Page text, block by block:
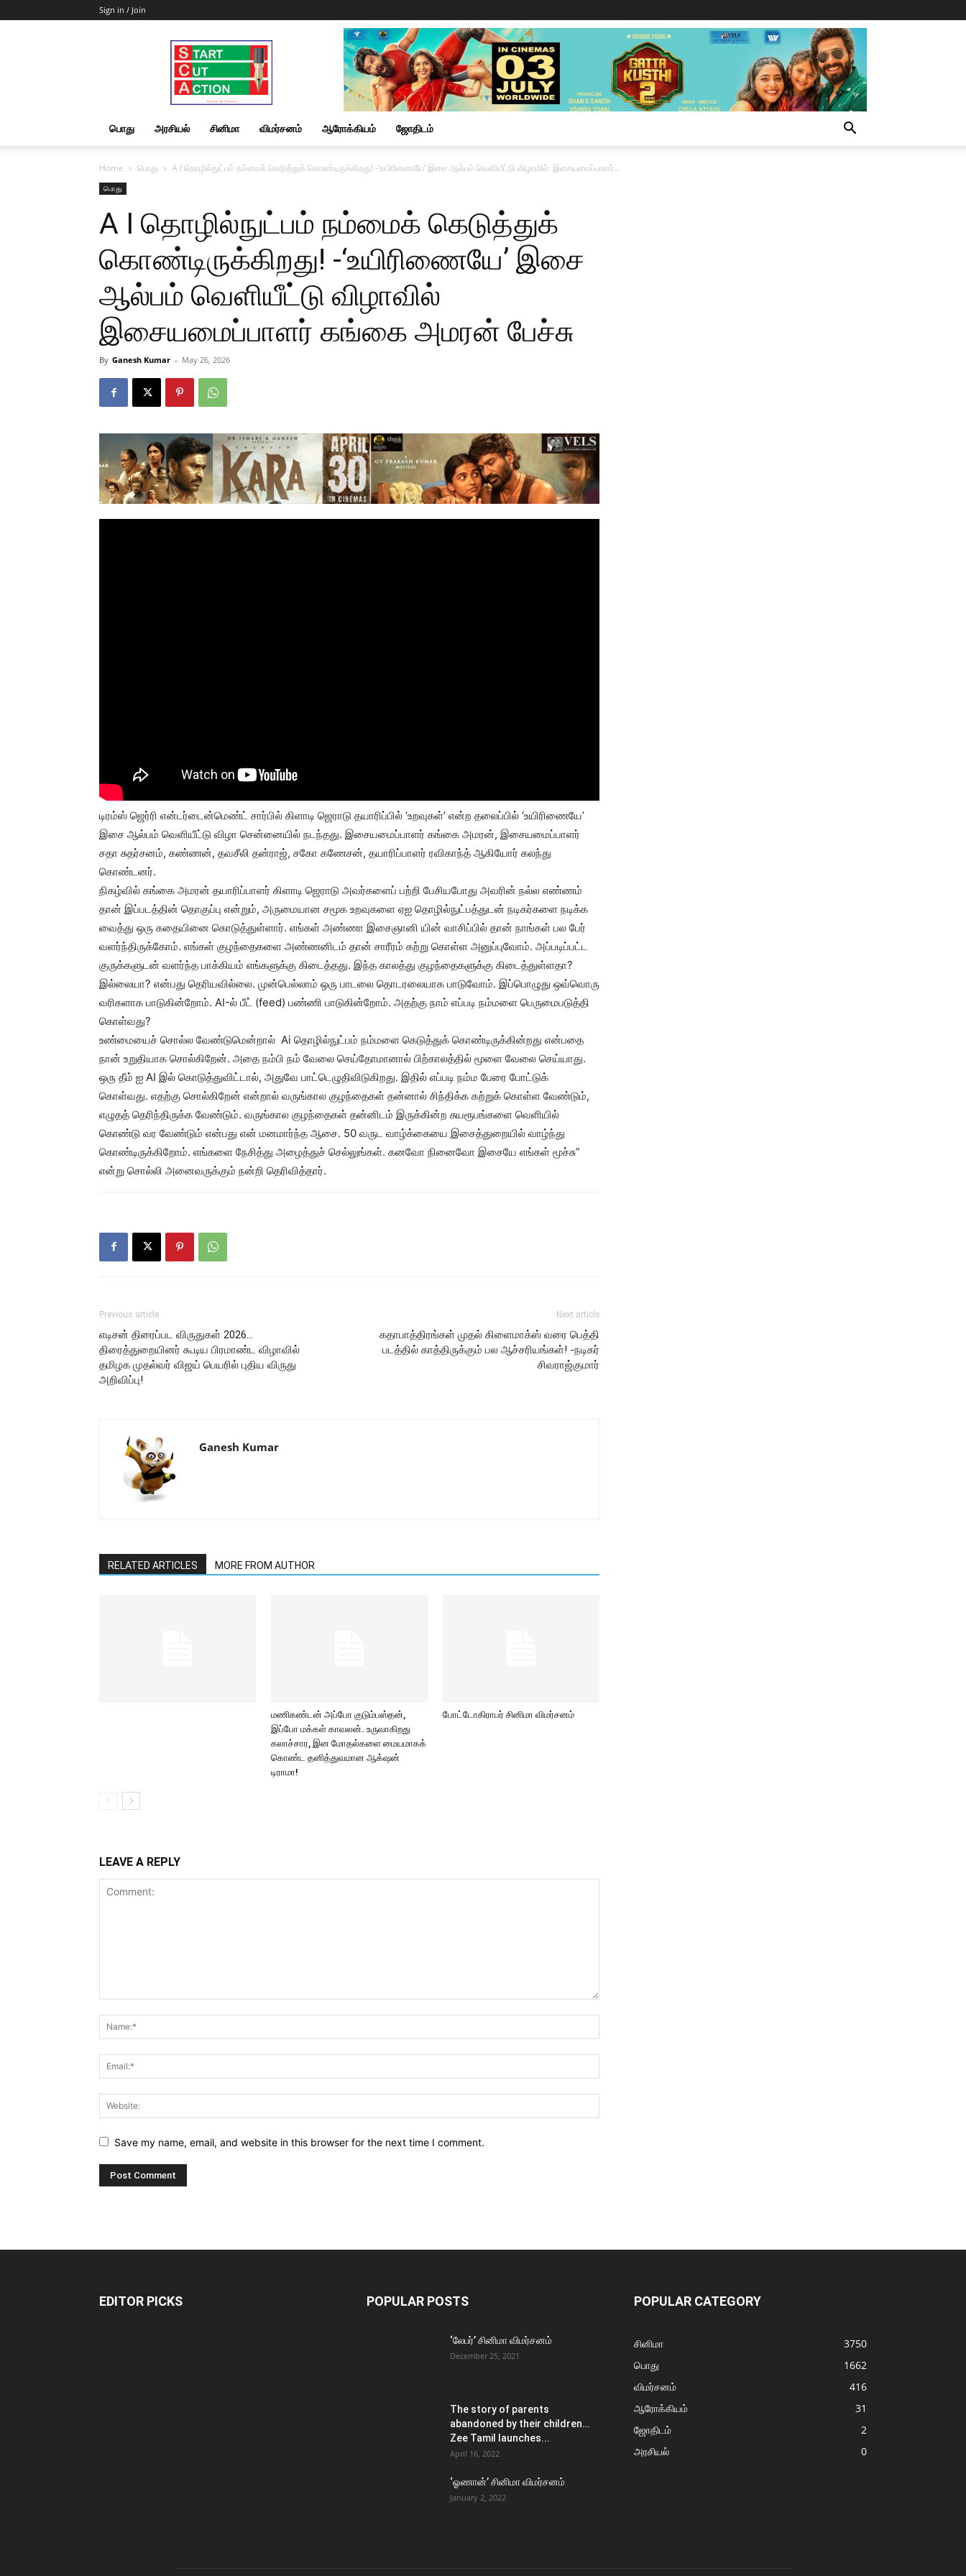
Sign in / Join
Start
Cut
Action
|
News
&
பொது அரசியல் சினிமா விமர்சனம் ஆரோக்கியம் ஜோதிடம்
Home பொது A I தொழில்நுட்பம் நம்மைக் கெடுத்துக் கொண்டிருக்கிறது! -‘உயிரிணையே’ இசை ஆல்பம் வெளியீட்டு விழாவில் இசையமைப்பாளர்...
பொது
A I தொழில்நுட்பம் நம்மைக் கெடுத்துக்
கொண்டிருக்கிறது! -‘உயிரிணையே’ இசை
ஆல்பம் வெளியீட்டு விழாவில்
இசையமைப்பாளர் கங்கை அமரன் பேச்சு
By Ganesh Kumar - May 26, 2026
டிரம்ஸ் ஜெர்ரி என்டர்டைன்மெண்ட் சார்பில் கிளாடி ஜெராடு தயாரிப்பில் ‘உறவுகள்’ என்ற தலைப்பில் ‘உயிரிணையே’
இசை ஆல்பம் வெளியீட்டு விழா சென்னையில் நடந்தது. இசையமைப்பாளர் கங்கை அமரன், இசையமைப்பாளர்
சதா சுதர்சனம், கண்ணன், தவசீலி தன்ராஜ், சகோ கணேசன், தயாரிப்பாளர் ரவிகாந்த் ஆகியோர் கலந்து
கொண்டனர்.
நிகழ்வில் கங்கை அமரன் தயாரிப்பாளர் கிளாடி ஜெராடு அவர்களைப் பற்றி பேசியபோது அவரின் நல்ல எண்ணம்
தான் இப்படத்தின் தொகுப்பு என்றும், அருமையான சமூக உறவுகளை ஏஐ தொழில்நுட்பத்துடன் நடிகர்களை நடிக்க
வைத்து ஒரு கதையினை கொடுத்துள்ளார். எங்கள் அண்ணா இசைஞானி யின் வாசிப்பில் தான் நாங்கள் பல பேர்
வளர்ந்திருக்கோம். எங்கள் குழந்தைகளை அண்ணனிடம் தான் சாரீரம் கற்று கொள்ள அனுப்புவோம். அப்படிப்பட்ட
குருக்களுடன் வளர்ந்த பாக்கியம் எங்களுக்கு கிடைத்தது. இந்த காலத்து குழந்தைகளுக்கு கிடைத்துள்ளதா?
இல்லையா? என்பது தெரியவில்லை. முன்பெல்லாம் ஒரு பாடலை தொடரலையாக பாடுவோம். இப்பொழுது ஒவ்வொரு
வரிகளாக பாடுகின்றோம். AI-ல் பீட் (feed) பண்ணி பாடுகின்றோம். அதற்கு நாம் எப்படி நம்மளை பெருமைபடுத்தி
கொள்வது?
உண்மையைச் சொல்ல வேண்டுமென்றால் Ai தொழில்நுட்பம் நம்மளை கெடுத்துக் கொண்டிருக்கின்றது என்பதை
நான் உறுதியாக சொல்கிறேன். அதை நம்பி நம் வேலை செய்தோமானால் பிற்காலத்தில் மூளை வேலை செய்யாது.
ஒரு தீம் ஐ AI இல் கொடுத்துவிட்டால், அதுவே பாட்டெழுதிவிடுகிறது. இதில் எப்படி நம்ம பேரை போட்டுக்
கொள்வது. எதற்கு சொல்கிறேன் என்றால் வருங்கால குழந்தைகள் தன்னால் சிந்திக்க கற்றுக் கொள்ள வேண்டும்,
எழுதத் தெரிந்திருக்க வேண்டும். வருங்கால குழந்தைகள் தன்னிடம் இருக்கின்ற சுயரூபங்களை வெளியில்
கொண்டு வர வேண்டும் என்பது என் மனமார்ந்த ஆசை. 50 வருட வாழ்க்கையை இசைத்துறையில் வாழ்ந்து
கொண்டிருக்கிறோம். எங்களை நேசித்து அழைத்துச் செல்லுங்கள். கனவோ நினைவோ இசையே எங்கள் மூச்சு”
என்று சொல்லி அனைவருக்கும் நன்றி தெரிவித்தார்.
Previous article
எடிசன் திரைப்பட விருதுகள் 2026…
திரைத்துறையினர் கூடிய பிரமாண்ட விழாவில்
தமிழக முதல்வர் விஜய் பெயரில் புதிய விருது
அறிவிப்பு!
Next article
கதாபாத்திரங்கள் முதல் கிளைமாக்ஸ் வரை பெத்தி
படத்தில் காத்திருக்கும் பல ஆச்சரியங்கள்! -நடிகர்
சிவராஜ்குமார்
Ganesh Kumar
RELATED ARTICLES MORE FROM AUTHOR
மணிகண்டன் அப்போ குடும்பஸ்தன்,
இப்போ மக்கள் காவலன். உருவாகிறது
கலாச்சார, இன மோதல்களை மையமாகக்
கொண்ட தனித்துவமான ஆக்‌ஷன்
டிராமா!
போட்டோகிராபர் சினிமா விமர்சனம்
LEAVE A REPLY
Save my name, email, and website in this browser for the next time I comment.
EDITOR PICKS POPULAR POSTS
‘லேபர்’ சினிமா விமர்சனம்
December 25, 2021
The story of parents
abandoned by their children…
Zee Tamil launches...
April 16, 2022
‘ஓணான்’ சினிமா விமர்சனம்
January 2, 2022
POPULAR CATEGORY
சினிமா
3750
பொது
1662
விமர்சனம்
416
ஆரோக்கியம்
31
ஜோதிடம்
2
அரசியல்
0